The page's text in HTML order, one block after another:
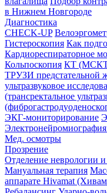
в Нижнем Новгороде
Диагностика
CHECK-UP
Гистероскопия Как
Кардиореспираторное
Кольпоскопия КТ
ТРУЗИ предстательной
ультразвуковое
(трансректальное
ЭКГ-мониторирование
Мед. осмотры
Прозрение
Отделение неврологии
Мануальная терапия
аппарате Hivamat